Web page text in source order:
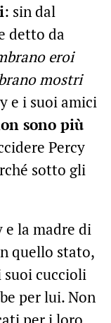
: sin dal
detto da
eroi
mostri
e i suoi amici
sono più
Percy
sotto gli
e la madre di
quello stato,
suoi cuccioli
per lui. Non